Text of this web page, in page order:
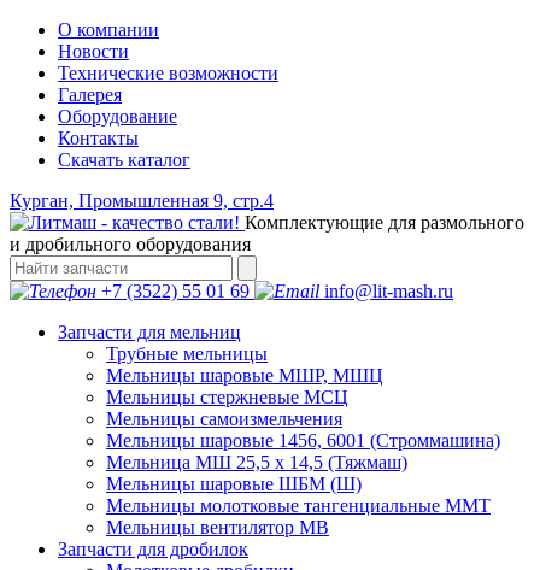
О компании
Новости
Технические возможности
Галерея
Оборудование
Контакты
Скачать каталог
Курган, Промышленная 9, стр.4
Комплектующие для размольного
и дробильного оборудования
+7 (3522) 55 01 69
info@lit-mash.ru
Запчасти для мельниц
Трубные мельницы
Мельницы шаровые МШР, МШЦ
Мельницы стержневые МСЦ
Мельницы самоизмельчения
Мельницы шаровые 1456, 6001 (Строммашина)
Мельница МШ 25,5 х 14,5 (Тяжмаш)
Мельницы шаровые ШБМ (Ш)
Мельницы молотковые тангенциальные ММТ
Мельницы вентилятор МВ
Запчасти для дробилок